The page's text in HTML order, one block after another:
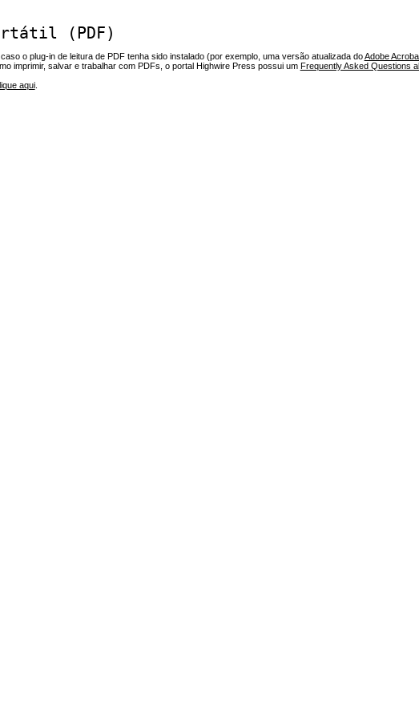
(PDF)
o plug-in de leitura de PDF tenha sido instalado (por exemplo, uma versão atualizada doAdobe
imprimir, salvar e trabalhar com PDFs, o portal Highwire Press possui um Frequently Asked Questions
aqui.